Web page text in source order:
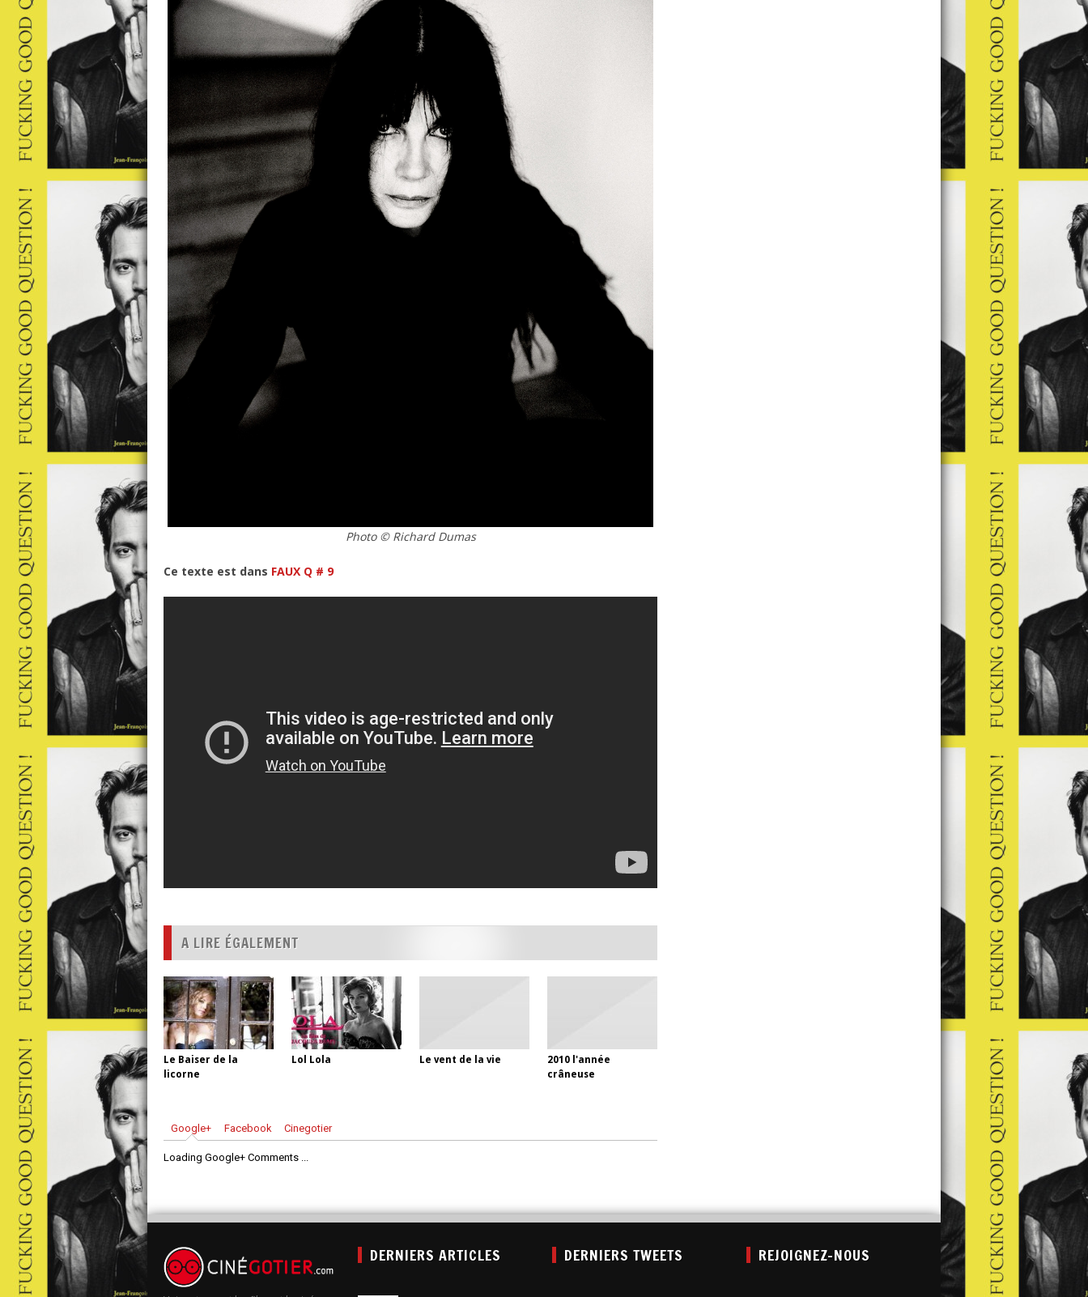
Photo © Richard Dumas
Ce texte est dans FAUX Q # 9
A LIRE ÉGALEMENT
Le Baiser de la
licorne
Lol Lola Le vent de la vie
2010 l'année
crâneuse
Google+ Facebook Cinegotier
Loading Google+ Comments ...
DERNIERS ARTICLES DERNIERS TWEETS REJOIGNEZ-NOUS